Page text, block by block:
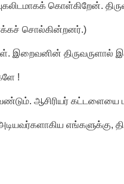
கொள்கிறேன்.
சொல்கின்றனர்.)
திருவருளால்
!
ஆசிரியர் கட்டளையை
எங்களுக்கு,